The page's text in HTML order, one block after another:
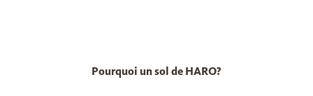
Pourquoi un sol de HARO?